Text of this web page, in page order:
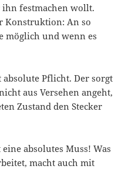
festmachen wollt.
Konstruktion: An so
möglich und wenn es
Pflicht. Der sorgt
aus Versehen angeht,
Zustand den Stecker
absolutes Muss! Was
macht auch mit